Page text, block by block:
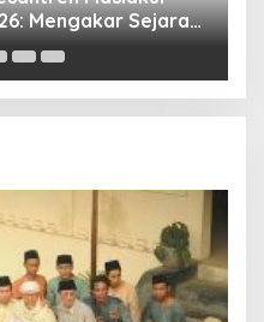
Mengakar Sejarah,